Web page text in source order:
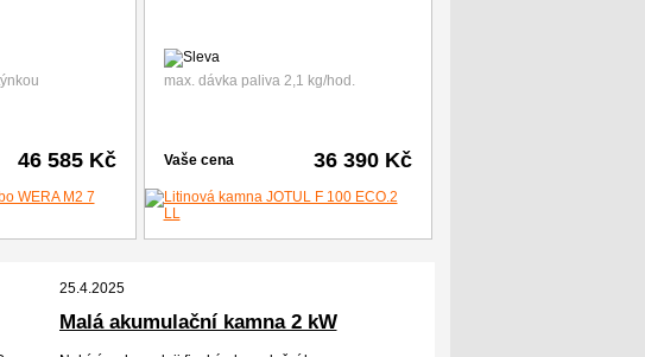
46 585 Kč
max. dávka paliva 2,1 kg/hod.
Vaše cena 36 390 Kč
25.4.2025
Malá akumulační kamna 2 kW